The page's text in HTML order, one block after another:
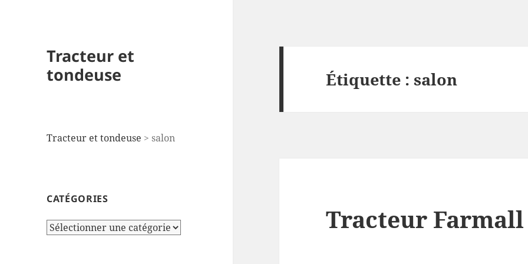
Tracteur et
tondeuse
Tracteur et tondeuse >salon
CATÉGORIES
Catégories
Étiquette :salon
Tracteur Farmall